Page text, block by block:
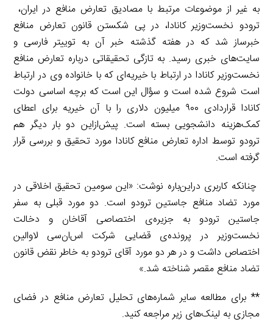
به غیر از موضوعات مرتبط با مصادیق تعارض منافع در ایران،‌
ترودو نخست‌وزیر کانادا، در پی شکستن قانون تعارض منافع
خبرساز شد که در هفته گذشته خبر آن به توییتر فارسی و
سایت‌های خبری رسید. به تازگی تحقیقاتی درباره تعارض منافع
نخست‌وزیر کانادا در ارتباط با خیریه‌ای که با خانواده وی در ارتباط
است شروع شده است و سؤال این است که برچه اساسی دولت
کانادا قراردادی ۹۰۰ میلیون دلاری را با آن خیریه برای اعطای
کمک‌هزینه دانشجویی بسته است. پیش‌ازاین دو بار دیگر هم
ترودو توسط اداره تعارض منافع کانادا مورد تحقیق و بررسی قرار
گرفته است.
چنانکه کاربری دراین‌باره نوشت: «این سومین تحقیق اخلاقی در
مورد تضاد منافع جاستین ترودو است. دو مورد قبلی به سفر
جاستین ترودو به جزیره‌ی اختصاصی آقاخان و دخالت
نخست‌وزیر در پرونده‌ی قضایی شرکت اس‌ان‌سی لاوالین
اختصاص داشت و در هر دو مورد آقای ترودو به خاطر نقض قانون
تضاد منافع مقصر شناخته شد.»
** برای مطالعه سایر شماره‌های تحلیل تعارض منافع در فضای
مجازی به لینک‌های زیر مراجعه کنید.